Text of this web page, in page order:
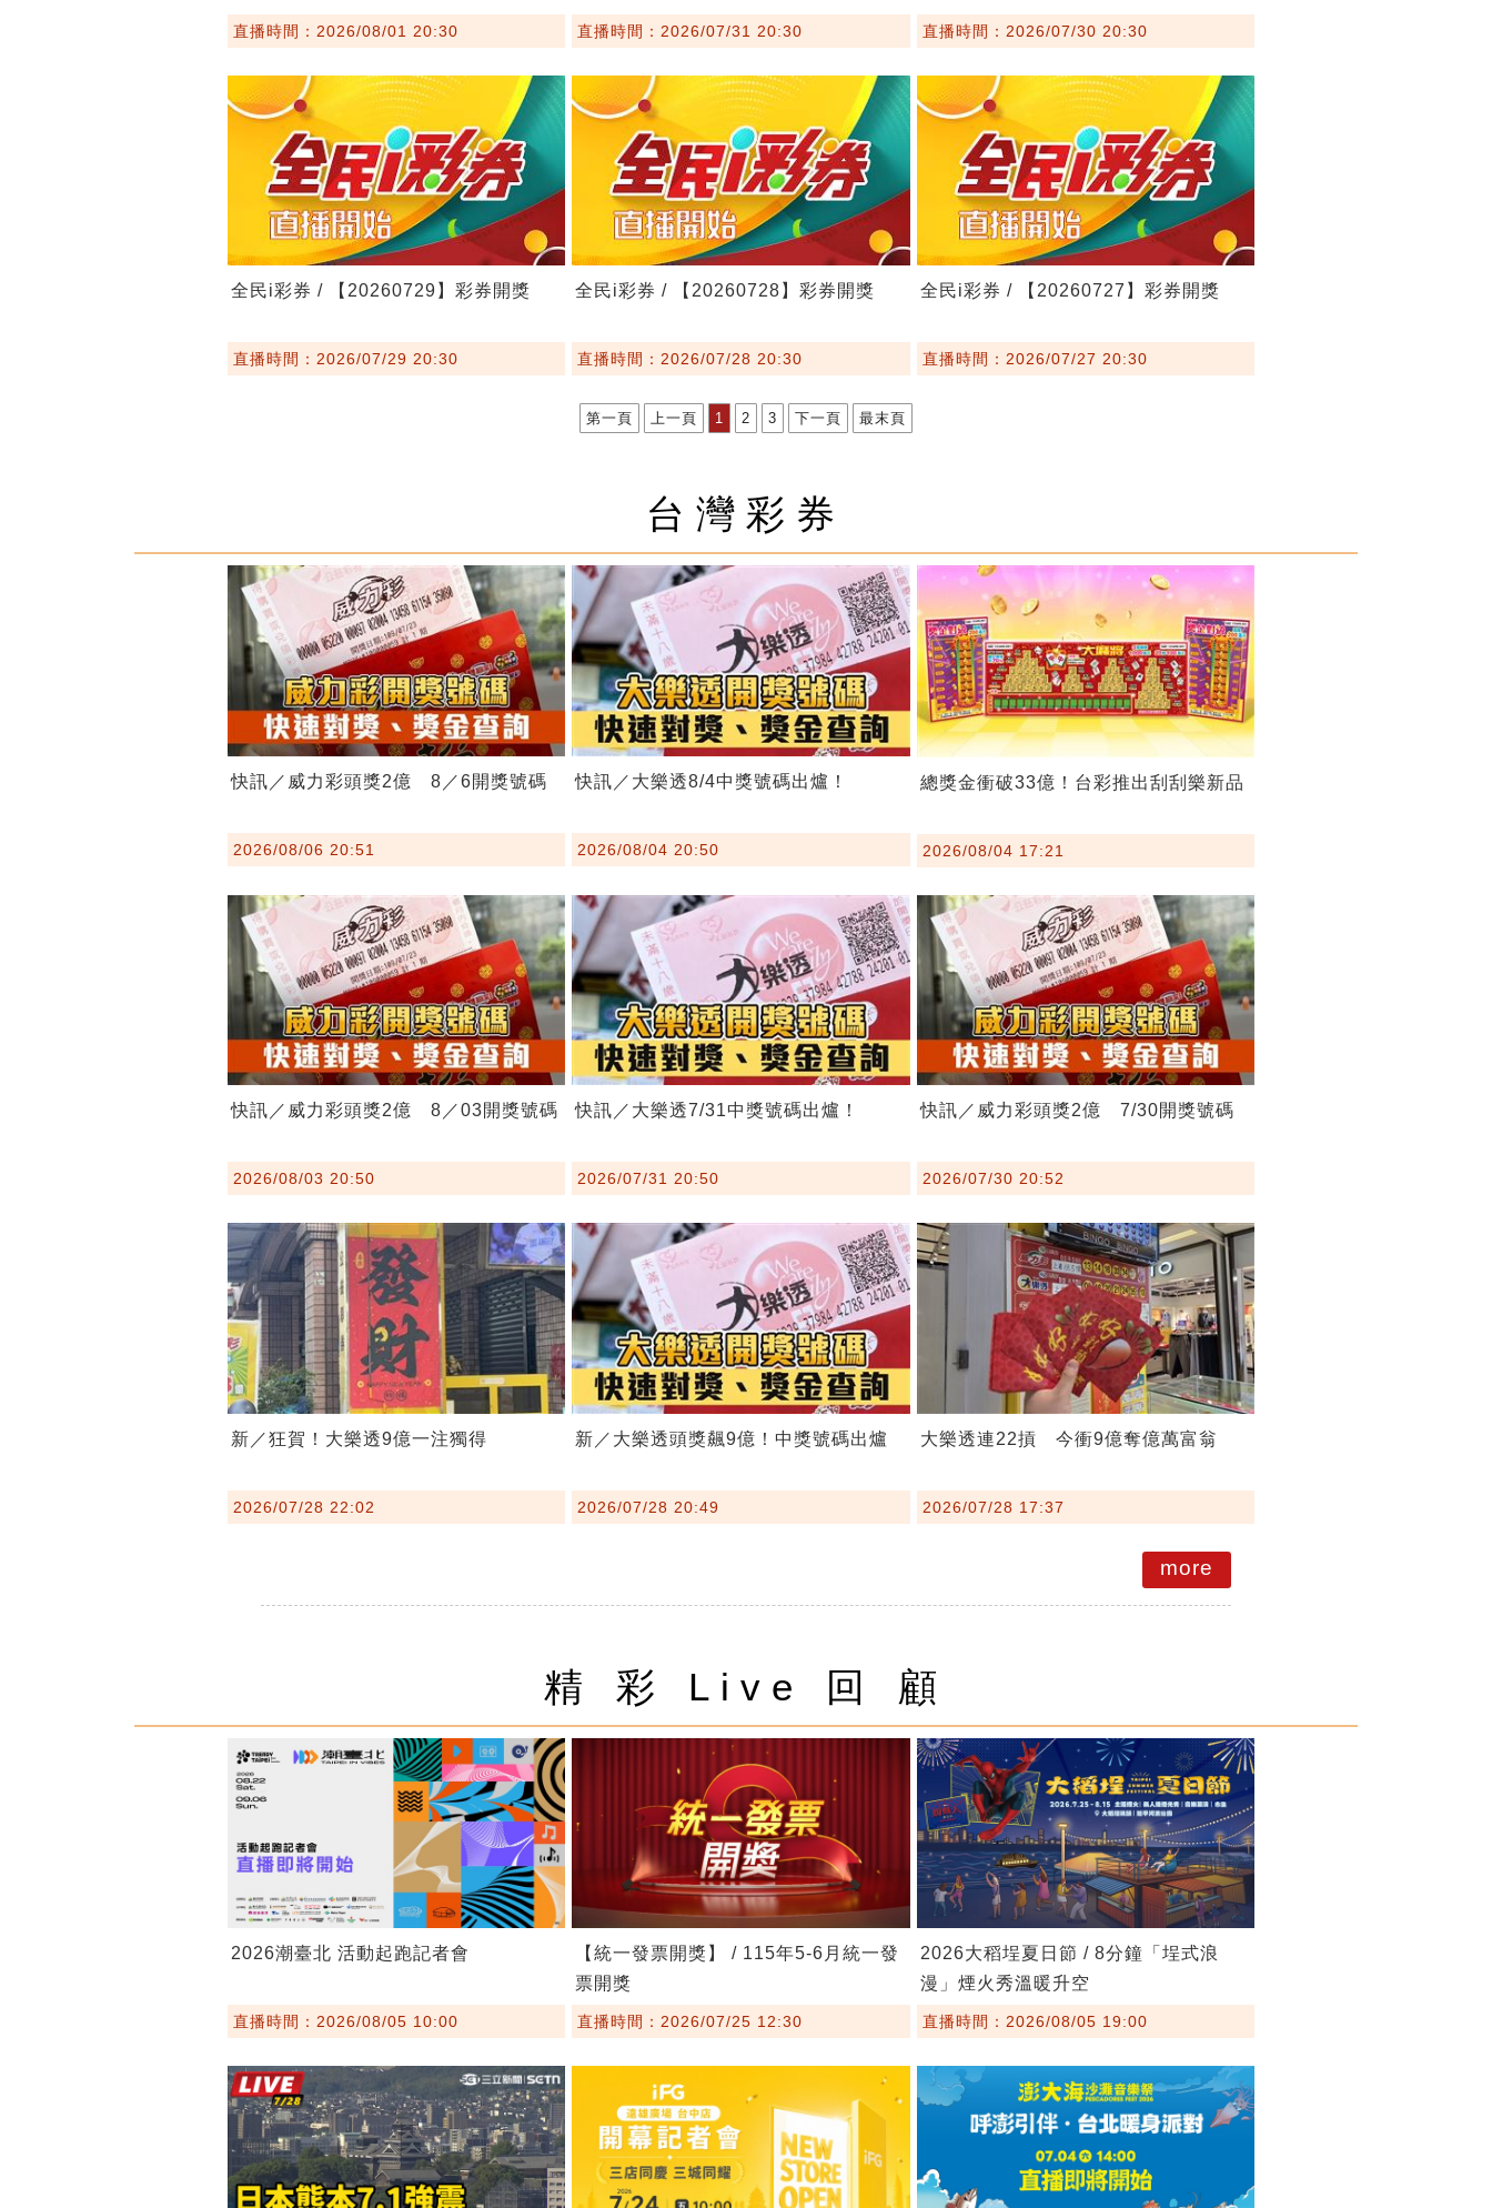
直播時間：2026/08/01 20:30 直播時間：2026/07/31 20:30 直播時間：2026/07/30 20:30
全民i彩券 / 【20260729】彩券開獎
直播時間：2026/07/29 20:30
全民i彩券 / 【20260728】彩券開獎
直播時間：2026/07/28 20:30
全民i彩券 / 【20260727】彩券開獎
直播時間：2026/07/27 20:30
第一頁 上一頁 1 2 3 下一頁 最末頁
台灣彩券
快訊／威力彩頭獎2億 8／6開獎號碼
2026/08/06 20:51
快訊／大樂透8/4中獎號碼出爐！
2026/08/04 20:50
總獎金衝破33億！台彩推出刮刮樂新品
2026/08/04 17:21
快訊／威力彩頭獎2億 8／03開獎號碼
2026/08/03 20:50
快訊／大樂透7/31中獎號碼出爐！
2026/07/31 20:50
快訊／威力彩頭獎2億 7/30開獎號碼
2026/07/30 20:52
新／狂賀！大樂透9億一注獨得
2026/07/28 22:02
新／大樂透頭獎飆9億！中獎號碼出爐
2026/07/28 20:49
大樂透連22摃 今衝9億奪億萬富翁
2026/07/28 17:37
more
精 彩 Live 回 顧
2026潮臺北 活動起跑記者會
直播時間：2026/08/05 10:00
【統一發票開獎】 / 115年5-6月統一發
票開獎
直播時間：2026/07/25 12:30
2026大稻埕夏日節 / 8分鐘「埕式浪
漫」煙火秀溫暖升空
直播時間：2026/08/05 19:00